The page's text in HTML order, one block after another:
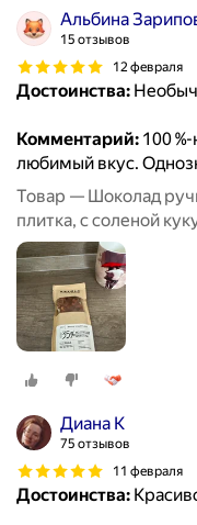
Альбина
15 отзывов
12 февраля
Достоинства:
Комментарий: 100
любимый вкус.
Товар — Шоколад
плитка, с соленой
Диана К
75 отзывов
11 февраля
Достоинства: